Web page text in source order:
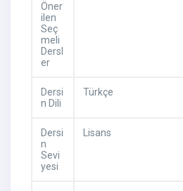
Öner
ilen
Seç
meli
Dersl
er
Dersi
n Dili
Türkçe
Dersi
n
Sevi
yesi
Lisans